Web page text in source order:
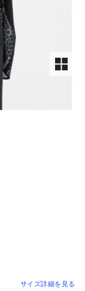
サイズ詳細を見る